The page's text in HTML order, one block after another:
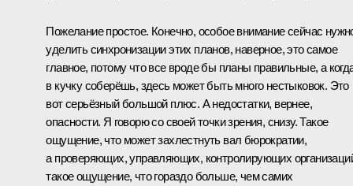
Пожелание простое. Конечно, особое внимание сейчас
уделить синхронизации этих планов, наверное, это самое
главное, потому что все вроде бы планы правильные, а
в кучку соберёшь, здесь может быть много нестыковок. Это
вот серьёзный большой плюс. А недостатки, вернее,
опасности. Я говорю со своей точки зрения, снизу. Такое
ощущение, что может захлестнуть вал бюрократии,
а проверяющих, управляющих, контролирующих
такое ощущение, что гораздо больше, чем самих